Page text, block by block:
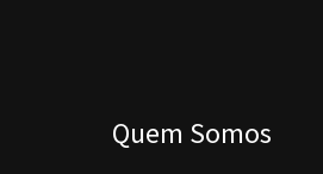
Quem Somos